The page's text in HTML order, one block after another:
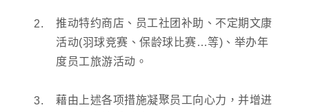
推动特约商店、员工社团补助、不定期文康
活动(羽球竞赛、保龄球比赛…等)、举办年
度员工旅游活动。
藉由上述各项措施凝聚员工向心力，并增进